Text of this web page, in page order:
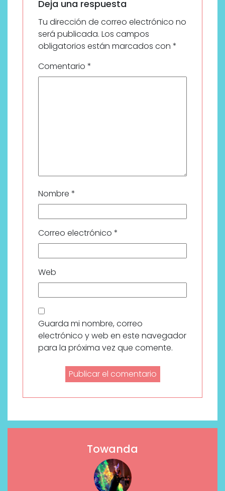
Deja una respuesta
Tu dirección de correo electrónico no
será publicada. Los campos
obligatorios están marcados con *
Comentario *
Nombre *
Correo electrónico *
Web
Guarda mi nombre, correo
electrónico y web en este navegador
para la próxima vez que comente.
Towanda